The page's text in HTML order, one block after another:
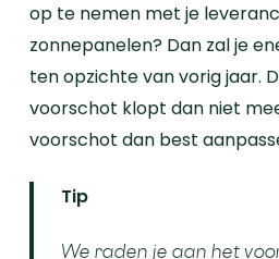
op te nemen met je
zonnepanelen? Dan zal je
ten opzichte van vorig jaar.
voorschot klopt dan niet
voorschot dan best
Tip
We raden je aan het